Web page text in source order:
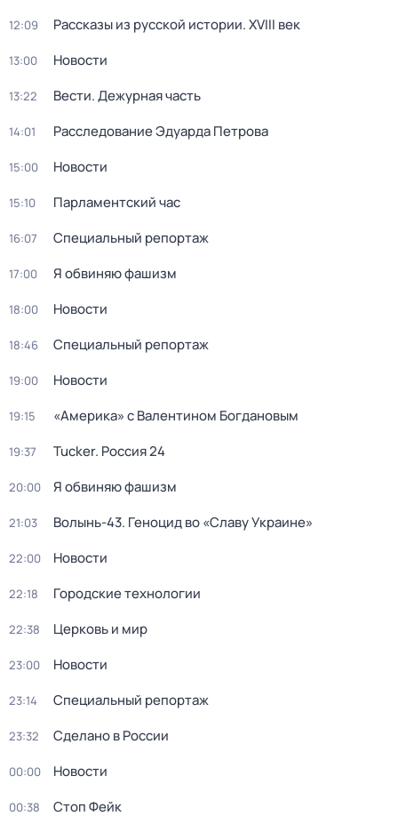
12:09 Рассказы из русской истории. XVIII век
13:00 Новости
13:22 Вести. Дежурная часть
14:01 Расследование Эдуарда Петрова
15:00 Новости
15:10 Парламентский час
16:07 Специальный репортаж
17:00 Я обвиняю фашизм
18:00 Новости
18:46 Специальный репортаж
19:00 Новости
19:15 «Америка» с Валентином Богдановым
19:37 Tucker. Россия 24
20:00 Я обвиняю фашизм
21:03 Волынь-43. Геноцид во «Славу Украине»
22:00 Новости
22:18 Городские технологии
22:38 Церковь и мир
23:00 Новости
23:14 Специальный репортаж
23:32 Сделано в России
00:00 Новости
00:38 Стоп Фейк